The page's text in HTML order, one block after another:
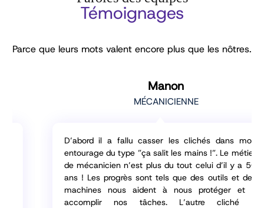
Témoignages
Parce que leurs mots valent encore plus que les nôtres.
D’abord il a fallu casser les clichés dans mon
entourage du type ”ça salit les mains !”. Le métier
de mécanicien n’est plus du tout celui d’il y a 50
ans ! Les progrès sont tels que des outils et des
machines nous aident à nous protéger et à
accomplir nos tâches. L’autre cliché à
Manon
MÉCANICIENNE